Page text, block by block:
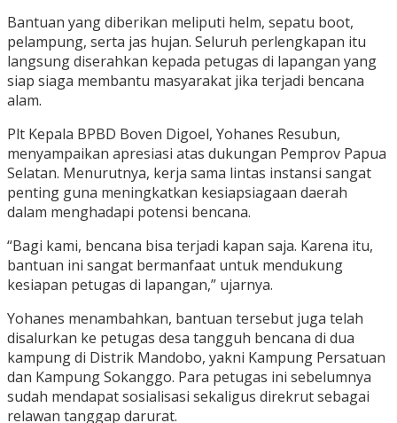
Bantuan yang diberikan meliputi helm, sepatu boot,
pelampung, serta jas hujan. Seluruh perlengkapan itu
langsung diserahkan kepada petugas di lapangan yang
siap siaga membantu masyarakat jika terjadi bencana
alam.
Plt Kepala BPBD Boven Digoel, Yohanes Resubun,
menyampaikan apresiasi atas dukungan Pemprov Papua
Selatan. Menurutnya, kerja sama lintas instansi sangat
penting guna meningkatkan kesiapsiagaan daerah
dalam menghadapi potensi bencana.
“Bagi kami, bencana bisa terjadi kapan saja. Karena itu,
bantuan ini sangat bermanfaat untuk mendukung
kesiapan petugas di lapangan,” ujarnya.
Yohanes menambahkan, bantuan tersebut juga telah
disalurkan ke petugas desa tangguh bencana di dua
kampung di Distrik Mandobo, yakni Kampung Persatuan
dan Kampung Sokanggo. Para petugas ini sebelumnya
sudah mendapat sosialisasi sekaligus direkrut sebagai
relawan tanggap darurat.